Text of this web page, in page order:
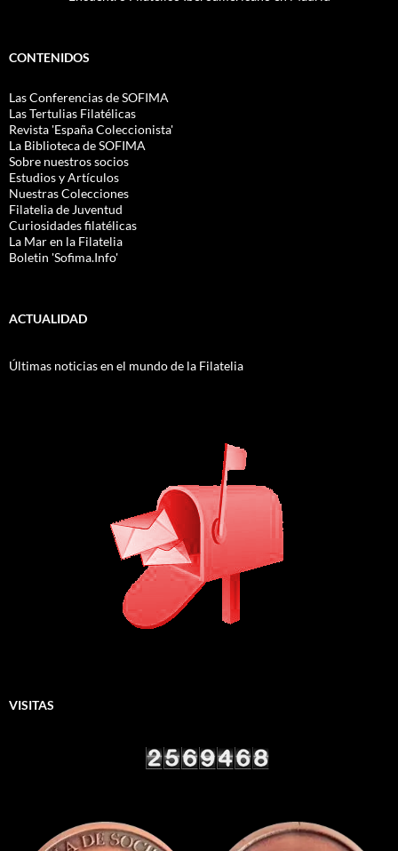
CONTENIDOS
Las Conferencias de SOFIMA
Las Tertulias Filatélicas
Revista 'España Coleccionista'
La Biblioteca de SOFIMA
Sobre nuestros socios
Estudios y Artículos
Nuestras Colecciones
Filatelia de Juventud
Curiosidades filatélicas
La Mar en la Filatelia
Boletin 'Sofima.Info'
ACTUALIDAD
Últimas noticias en el mundo de la Filatelia
VISITAS